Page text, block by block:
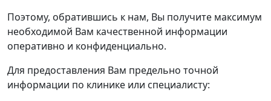
Поэтому, обратившись к нам, Вы получите максимум
необходимой Вам качественной информации
оперативно и конфиденциально.
Для предоставления Вам предельно точной
информации по клинике или специалисту: